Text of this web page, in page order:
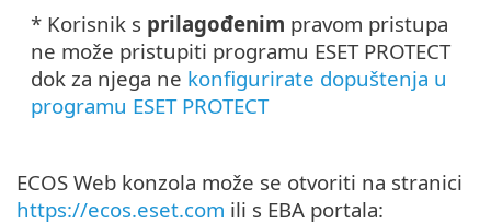
* Korisnik s prilagođenim pravom pristupa
ne može pristupiti programu ESET PROTECT
dok za njega ne konfigurirate dopuštenja u
programu ESET PROTECT
ECOS Web konzola može se otvoriti na stranici
https://ecos.eset.com ili s EBA portala: